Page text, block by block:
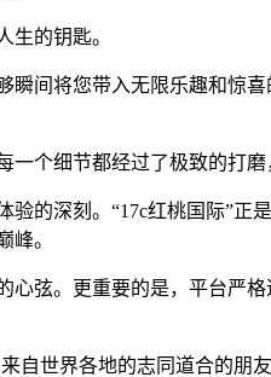
生的钥匙。
间将您带入无限乐趣和惊
个细节都经过了极致的打磨
的深刻。“17c红桃国际”正
峰。
弦。更重要的是，平台严
自世界各地的志同道合的朋